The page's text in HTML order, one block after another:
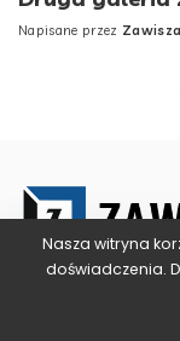
Posted
Napisane przez
Nasza witryna
doświadczenia.